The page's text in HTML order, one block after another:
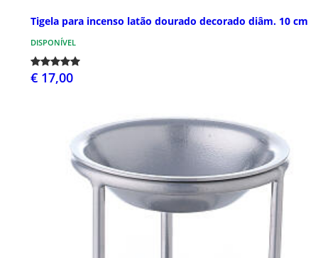
Tigela para incenso latão dourado decorado diâm. 10 cm
DISPONÍVEL
€ 17,00